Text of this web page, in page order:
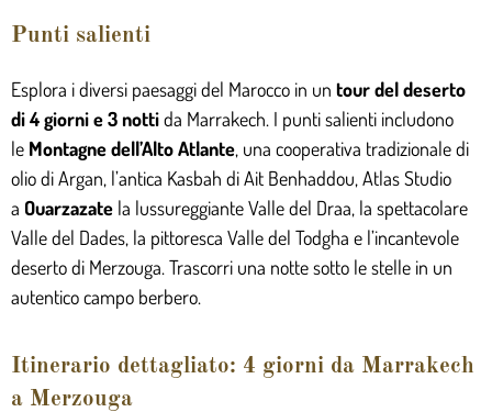
Punti salienti
Esplora i diversi paesaggi del Marocco in un tour del deserto
di 4 giorni e 3 nottida Marrakech. I punti salienti includono
le Montagne dell’Alto Atlante, una cooperativa tradizionale di
olio di Argan, l’antica Kasbah di Ait Benhaddou, Atlas Studio
a Ouarzazate la lussureggiante Valle del Draa, la spettacolare
Valle del Dades, la pittoresca Valle del Todgha e l’incantevole
deserto di Merzouga. Trascorri una notte sotto le stelle in un
autentico campo berbero.
Itinerario dettagliato: 4 giorni da Marrakech
a Merzouga